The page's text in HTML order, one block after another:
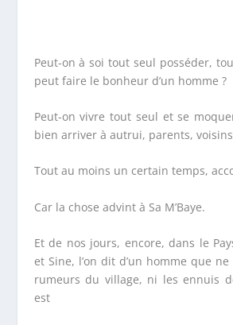
Peut-on à soi tout seul posséder,
peut faire le bonheur d’un homme ?
Peut-on vivre tout seul et se
bien arriver à autrui, parents,
Tout au moins un certain temps,
Car la chose advint à Sa M’Baye.
Et de nos jours, encore, dans le
et Sine, l’on dit d’un homme que
rumeurs du village, ni les ennuis
est